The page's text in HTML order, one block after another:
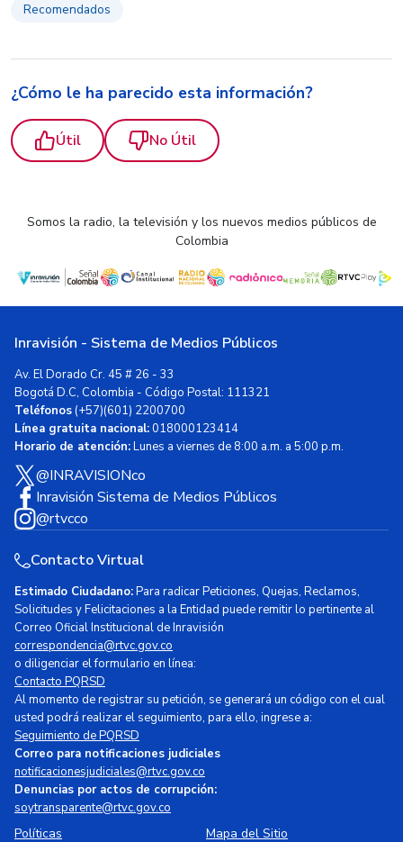
Recomendados
¿Cómo le ha parecido esta información?
Útil No Útil
Somos la radio, la televisión y los nuevos medios públicos de
Colombia
Inravisión - Sistema de Medios Públicos
Av. El Dorado Cr. 45 # 26 - 33
Bogotá D.C, Colombia - Código Postal: 111321
Teléfonos(+57)(601) 2200700
Línea gratuita nacional:018000123414
Horario de atención:Lunes a viernes de 8:00 a.m. a 5:00 p.m.
@INRAVISIONco
Inravisión Sistema de Medios Públicos
@rtvcco
Contacto Virtual
Estimado Ciudadano:Para radicar Peticiones, Quejas, Reclamos,
Solicitudes y Felicitaciones a la Entidad puede remitir lo pertinente al
Correo Oficial Institucional de Inravisión
correspondencia@rtvc.gov.co
o diligenciar el formulario en línea:
Contacto PQRSD
Al momento de registrar su petición, se generará un código con el cual
usted podrá realizar el seguimiento, para ello, ingrese a:
Seguimiento de PQRSD
Correo para notificaciones judiciales
notificacionesjudiciales@rtvc.gov.co
Denuncias por actos de corrupción:
soytransparente@rtvc.gov.co
Políticas Mapa del Sitio